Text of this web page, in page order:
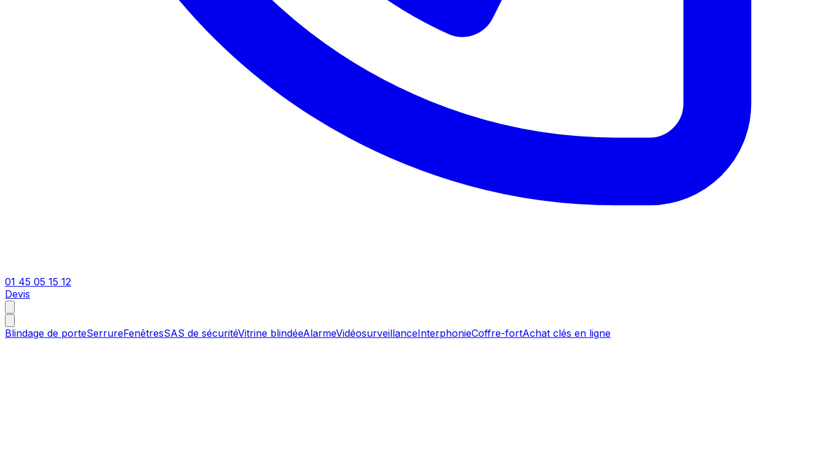
01 45 05 15 12
Devis
Blindage de porteSerrureFenêtresSAS de sécuritéVitrine blindéeAlarmeVidéosurveillanceInterphonieCoffre-fortAchat clés en ligne